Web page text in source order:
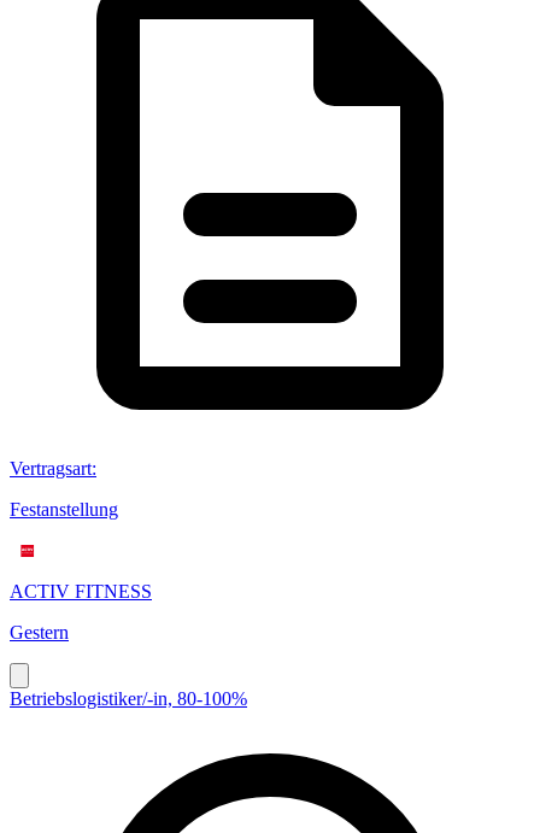
Vertragsart:
Festanstellung
ACTIV FITNESS
Gestern
Betriebslogistiker/-in, 80-100%